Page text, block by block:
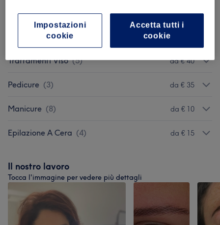
Trattamenti Corpo (3) da € 20
Ciglia E Sopracciglia da € 40
Trattamenti Viso (5) da € 40
Pedicure (3) da € 35
Manicure (8) da € 10
Epilazione A Cera (4) da € 15
Il nostro lavoro
Tocca l'immagine per vedere più dettagli
Accetta tutti i
cookie
Impostazioni
cookie